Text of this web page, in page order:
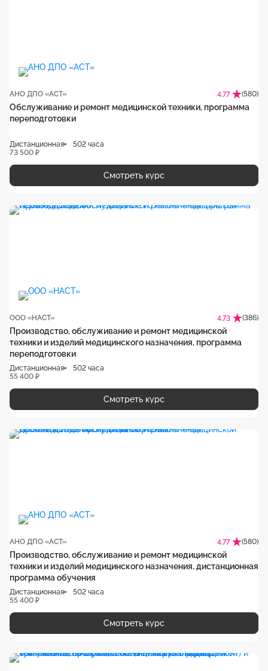
АНО ДПО «АСТ» 4.77 (580)
Обслуживание и ремонт медицинской техники, программа
переподготовки
Дистанционная
502 часа
73 500 ₽
Смотреть курс
ООО «НАСТ» 4.73 (386)
Производство, обслуживание и ремонт медицинской
техники и изделий медицинского назначения, программа
переподготовки
Дистанционная
502 часа
55 400 ₽
Смотреть курс
АНО ДПО «АСТ» 4.77 (580)
Производство, обслуживание и ремонт медицинской
техники и изделий медицинского назначения, дистанционная
программа обучения
Дистанционная
502 часа
55 400 ₽
Смотреть курс